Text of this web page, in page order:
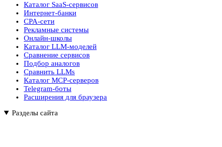
Каталог SaaS-сервисов
Интернет-банки
CPA-сети
Рекламные системы
Онлайн-школы
Каталог LLM-моделей
Сравнение сервисов
Подбор аналогов
Сравнить LLMs
Каталог MCP-серверов
Telegram-боты
Расширения для браузера
Разделы сайта